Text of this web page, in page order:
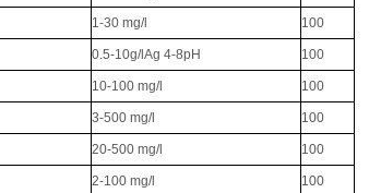
1-30 mg/l 100
0.5-10g/lAg 4-8pH 100
10-100 mg/l 100
3-500 mg/l 100
20-500 mg/l 100
2-100 mg/l 100